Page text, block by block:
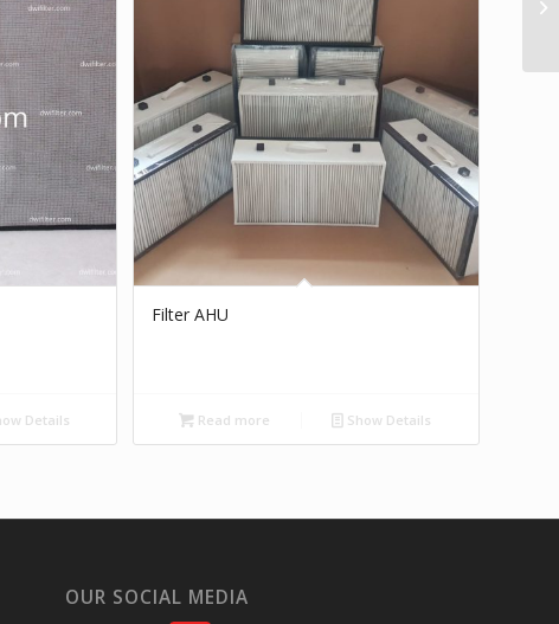
Details
Filter AHU
Read more Show Details
OUR SOCIAL MEDIA